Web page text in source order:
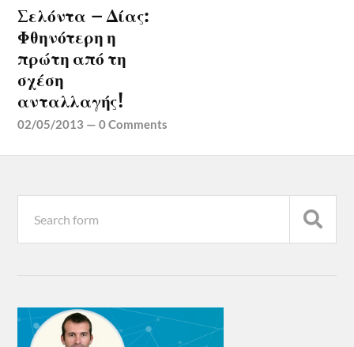
Σελόντα – Δίας:
Φθηνότερη η
πρώτη από τη
σχέση
ανταλλαγής!
02/05/2013 —0 Comments